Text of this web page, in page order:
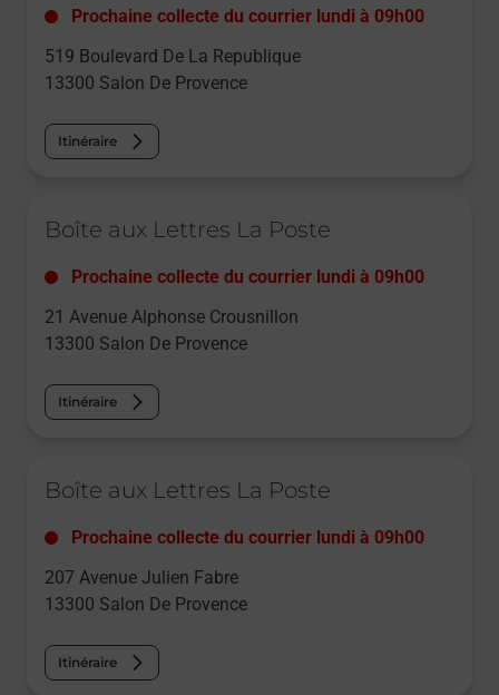
Prochaine collecte du courrier lundi à 09h00
519 Boulevard De La Republique
13300 Salon De Provence
Itinéraire
Boîte aux Lettres La Poste
Prochaine collecte du courrier lundi à 09h00
21 Avenue Alphonse Crousnillon
13300 Salon De Provence
Itinéraire
Boîte aux Lettres La Poste
Prochaine collecte du courrier lundi à 09h00
207 Avenue Julien Fabre
13300 Salon De Provence
Itinéraire